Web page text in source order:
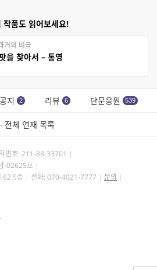
작품도 읽어보세요!
거의 비극
을 찾아서 – 통영
공지 2 리뷰 6 단문응원 539
체 연재 목록
번호: 211-88-33701
-02625호
62 5층
전화: 070-4021-7777
문의